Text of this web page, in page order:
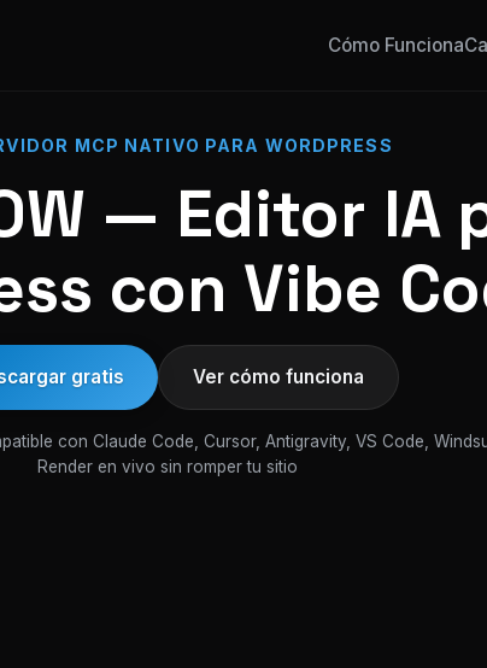
Cómo Funciona
MCP NATIVO PARA WORDPRESS
— Editor IA
con Vibe
gratis Ver cómo funciona
con Claude Code, Cursor, Antigravity, VS Code,
Render en vivo sin romper tu sitio